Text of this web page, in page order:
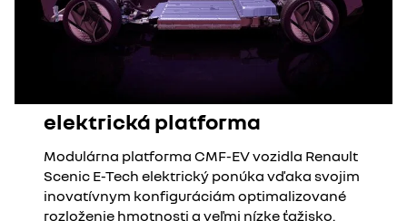
elektrická platforma
Modulárna platforma CMF-EV vozidla Renault
Scenic E-Tech elektrický ponúka vďaka svojim
inovatívnym konfiguráciám optimalizované
rozloženie hmotnosti a veľmi nízke ťažisko.